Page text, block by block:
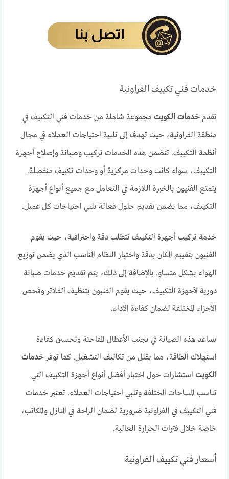
خدمات فني تكييف الفراونية
تقدمخدمات الكويت مجموعة شاملة من خدمات فني التكييف في
منطقة الفراونية، حيث تهدف إلى تلبية احتياجات العملاء في مجال
أنظمة التكييف. تتضمن هذه الخدمات تركيب وصيانة وإصلاح أجهزة
التكييف، سواء كانت وحدات مركزية أو وحدات تكييف منفصلة.
يتمتع الفنيون بالخبرة اللازمة في التعامل مع جميع أنواع أجهزة
التكييف، مما يضمن تقديم حلول فعالة تلبي احتياجات كل عميل.
خدمة تركيب أجهزة التكييف تتطلب دقة واحترافية، حيث يقوم
الفنيون بتقييم المكان بدقة واختيار النظام المناسب الذي يضمن توزيع
الهواء بشكل متساوٍ. بالإضافة إلى ذلك، يتم تقديم خدمات صيانة
دورية لأجهزة التكييف، حيث يقوم الفنيون بتنظيف الفلاتر وفحص
الأجزاء المختلفة لضمان كفاءة الأداء.
تساعد هذه الصيانة في تجنب الأعطال المفاجئة وتحسين كفاءة
استهلاك الطاقة، مما يقلل من تكاليف التشغيل. كما توفرخدمات
الكويت استشارات حول اختيار أفضل أنواع أجهزة التكييف التي
تناسب المساحات المختلفة وتلبي احتياجات العملاء. تعتبر خدمات
فني التكييف في الفراونية ضرورية لضمان الراحة في المنازل والمكاتب،
خاصة خلال فترات الحرارة العالية.
أسعار فني تكييف الفراونية